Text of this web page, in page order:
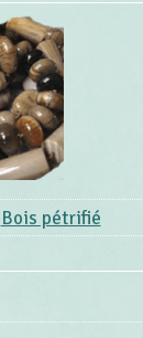
Bois pétrifié